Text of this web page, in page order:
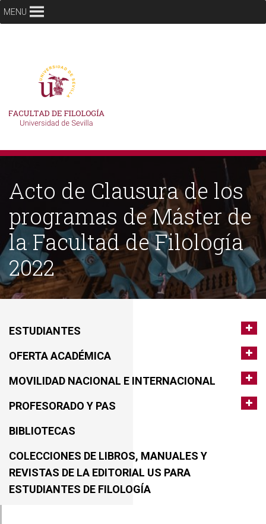
MENU
Acto de Clausura de los
programas de Máster de
la Facultad de Filología
2022
ESTUDIANTES
OFERTA ACADÉMICA
MOVILIDAD NACIONAL E INTERNACIONAL
PROFESORADO Y PAS
BIBLIOTECAS
COLECCIONES DE LIBROS, MANUALES Y
REVISTAS DE LA EDITORIAL US PARA
ESTUDIANTES DE FILOLOGÍA